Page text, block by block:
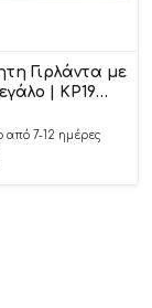
Γιρλάντα με
| ΚΡ19
από 7-12 ημέρες